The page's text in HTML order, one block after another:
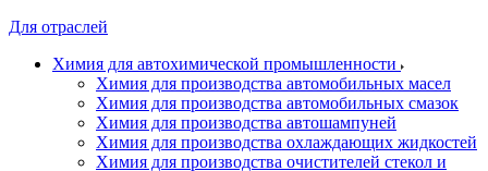
Для отраслей
Химия для автохимической промышленности
Химия для производства автомобильных масел
Химия для производства автомобильных смазок
Химия для производства автошампуней
Химия для производства охлаждающих жидкостей
Химия для производства очистителей стекол и